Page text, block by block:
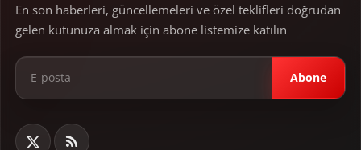
En son haberleri, güncellemeleri ve özel teklifleri doğrudan
gelen kutunuza almak için abone listemize katılın
Abone